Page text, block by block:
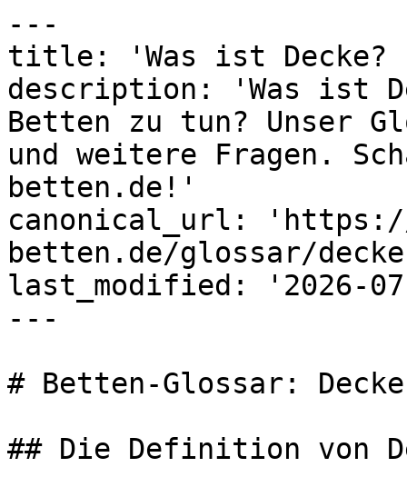
---
title: 'Was ist Decke?
description: 'Was ist
Betten zu tun? Unser
und weitere Fragen.
betten.de!'
canonical_url: 'https://
betten.de/glossar/
last_modified: '2026-
---
# Betten-Glossar: Decke
## Die Definition von